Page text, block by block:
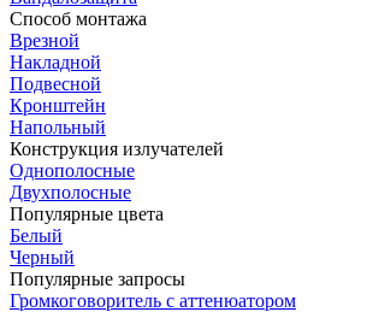
Способ монтажа
Врезной
Накладной
Подвесной
Кронштейн
Напольный
Конструкция излучателей
Однополосные
Двухполосные
Популярные цвета
Белый
Черный
Популярные запросы
Громкоговоритель с аттенюатором